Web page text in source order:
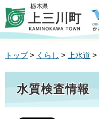
トップ> くらし > 上水道 >
水質検査情報